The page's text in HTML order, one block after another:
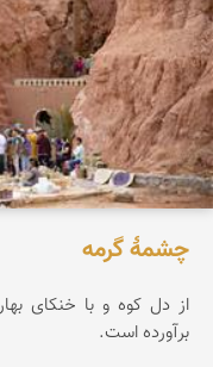
چشمۀ گرمه
از دل کوه و با خنکای
برآورده است.